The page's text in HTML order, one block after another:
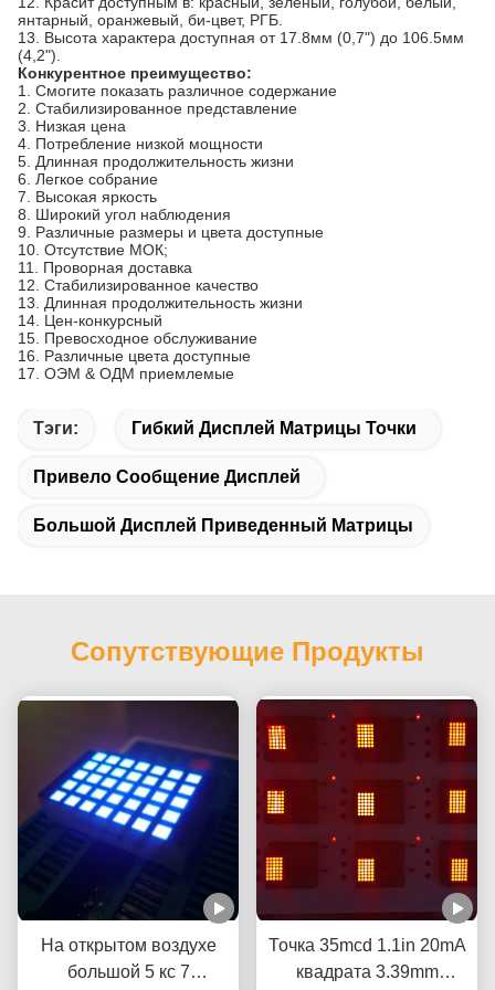
янтарный, оранжевый, би-цвет, РГБ.
13. Высота характера доступная от 17.8мм (0,7") до 106.5мм
(4,2").
Конкурентное преимущество:
1. Смогите показать различное содержание
2. Стабилизированное представление
3. Низкая цена
4. Потребление низкой мощности
5. Длинная продолжительность жизни
6. Легкое собрание
7. Высокая яркость
8. Широкий угол наблюдения
9. Различные размеры и цвета доступные
10. Отсутствие МОК;
11. Проворная доставка
12. Стабилизированное качество
13. Длинная продолжительность жизни
14. Цен-конкурсный
15. Превосходное обслуживание
16. Различные цвета доступные
17. ОЭМ & ОДМ приемлемые
Тэги: Гибкий Дисплей Матрицы Точки
Привело Сообщение Дисплей
Большой Дисплей Приведенный Матрицы
Сопутствующие Продукты
На открытом воздухе
большой 5 кс 7
Точка 35mcd 1.1in 20mA
квадрата 3.39mm